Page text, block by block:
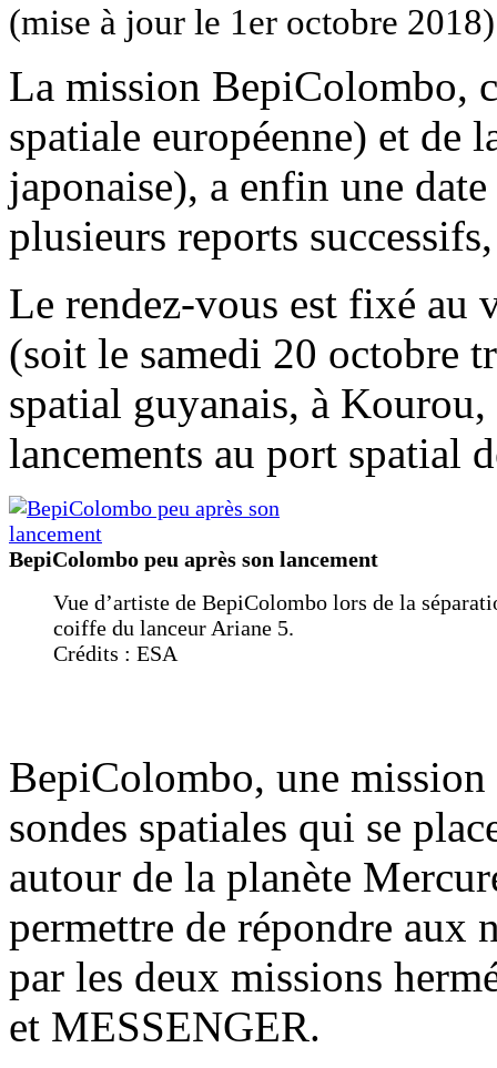
(mise à jour le 1er octobre 2018)
La mission BepiColombo,
spatiale européenne) et de
japonaise), a enfin une
plusieurs reports
Le rendez-vous est fixé au
(soit le samedi 20 octobre
spatial guyanais, à
lancements au port spatial
BepiColombo peu après son lancement
Vue d’artiste de BepiColombo lors de la
coiffe du lanceur Ariane 5.
Crédits : ESA
BepiColombo, une
sondes spatiales qui se
autour de la planète
permettre de répondre aux
par les deux missions
et MESSENGER.